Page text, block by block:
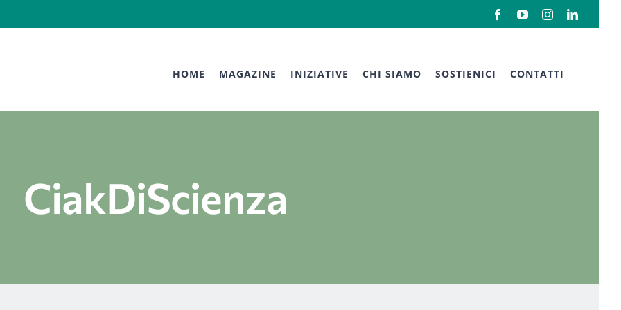
FacebookYouTubeInstagramLinkedIn
HOME MAGAZINE INIZIATIVE CHI SIAMO SOSTIENICI CONTATTI
CiakDiScienza